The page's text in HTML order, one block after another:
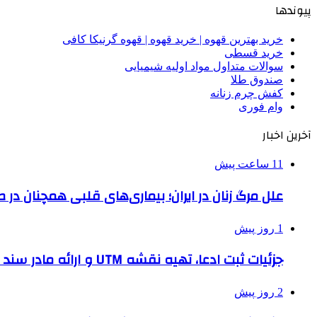
پیوندها
خرید بهترین قهوه | خرید قهوه | قهوه گرنیکا کافی
خرید قسطی
سوالات متداول مواد اولیه شیمیایی
صندوق طلا
کفش چرم زنانه
وام فوری
آخرین اخبار
11 ساعت پیش
علل مرگ زنان در ایران؛ بیماری‌های قلبی همچنان در
1 روز پیش
جزئیات ثبت ادعا، تهیه نقشه UTM و ارائه مادر سند اعلام شد
2 روز پیش